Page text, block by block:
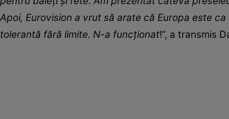
Apoi, Eurovision a vrut să arate că Europa este
tolerantă fără limite. N-a funcționat!”, a transmis